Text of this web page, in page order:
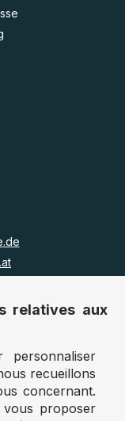
?
relatives aux
personnaliser
recueillons
concernant.
proposer